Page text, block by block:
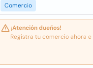
Comercio
¡Atención dueños!
Registra tu comercio ahora